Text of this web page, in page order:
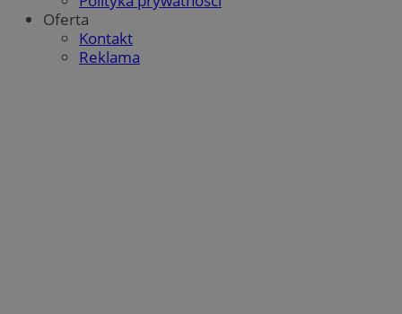
Oferta
Kontakt
Reklama